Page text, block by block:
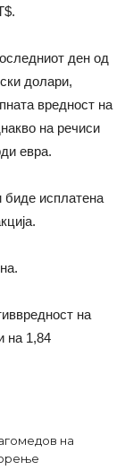
ден од
долари,
вредност на
на речиси
евра.
биде исплатена
на
на 1,84
на